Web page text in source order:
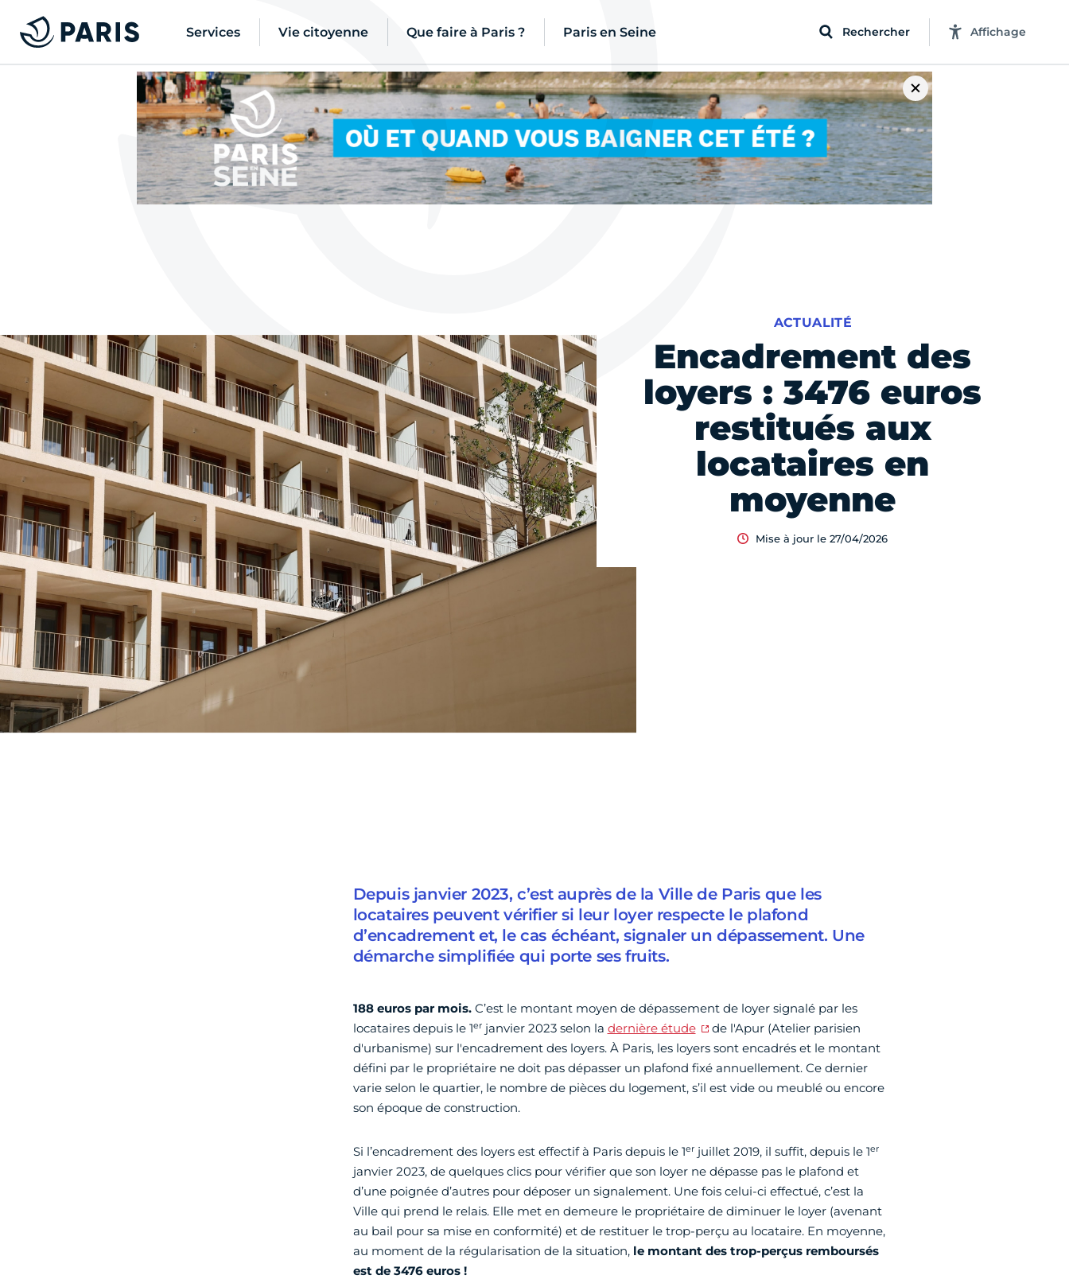
Services Vie citoyenne Que faire à Paris ? Paris en Seine Rechercher Affichage
Encadrement des
loyers : 3476 euros
restitués aux
locataires en
moyenne
ACTUALITÉ
Mise à jour le 27/04/2026
Depuis janvier 2023, c’est auprès de la Ville de Paris que les
locataires peuvent vérifier si leur loyer respecte le plafond
d’encadrement et, le cas échéant, signaler un dépassement. Une
démarche simplifiée qui porte ses fruits.
188 euros par mois.C’est le montant moyen de dépassement de loyer signalé par les
locataires depuis le 1erjanvier 2023 selon la dernière étude
de l'Apur (Atelier parisien
d'urbanisme) sur l'encadrement des loyers. À Paris, les loyers sont encadrés et le montant
défini par le propriétaire ne doit pas dépasser un plafond fixé annuellement. Ce dernier
varie selon le quartier, le nombre de pièces du logement, s’il est vide ou meublé ou encore
son époque de construction.
Si l’encadrement des loyers est effectif à Paris depuis le 1erjuillet 2019, il suffit, depuis le 1er
janvier 2023, de quelques clics pour vérifier que son loyer ne dépasse pas le plafond et
d’une poignée d’autres pour déposer un signalement. Une fois celui-ci effectué, c’est la
Ville qui prend le relais. Elle met en demeure le propriétaire de diminuer le loyer (avenant
au bail pour sa mise en conformité) et de restituer le trop-perçu au locataire. En moyenne,
au moment de la régularisation de la situation, le montant des trop-perçus remboursés
est de 3476 euros !